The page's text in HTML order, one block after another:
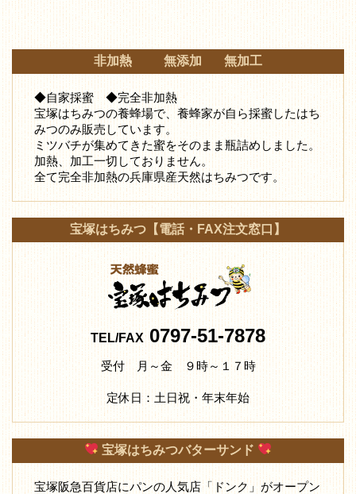
非加熱 無添加 無加工
◆自家採蜜 ◆完全非加熱
宝塚はちみつの養蜂場で、養蜂家が自ら採蜜したはち
みつのみ販売しています。
ミツバチが集めてきた蜜をそのまま瓶詰めしました。
加熱、加工一切しておりません。
全て完全非加熱の兵庫県産天然はちみつです。
宝塚はちみつ【電話・FAX注文窓口】
TEL/FAX0797-51-7878
受付 月～金 ９時～１７時
定休日：土日祝・年末年始
宝塚はちみつバターサンド
宝塚阪急百貨店にパンの人気店「ドンク」がオープン